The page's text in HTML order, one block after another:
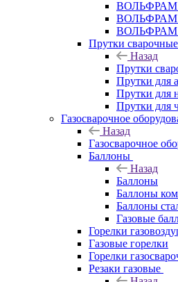
ВОЛЬФРАМ
ВОЛЬФРАМ
ВОЛЬФРАМ
Прутки
Назад
Прутки
Прутки для
Прутки для
Прутки для
Газосварочное
Назад
Газосварочное
Баллоны
Назад
Баллоны
Баллоны
Баллоны
Газовые
Горелки
Газовые горелки
Горелки
Резаки газовые